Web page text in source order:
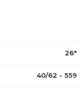
26"
40/62 - 559